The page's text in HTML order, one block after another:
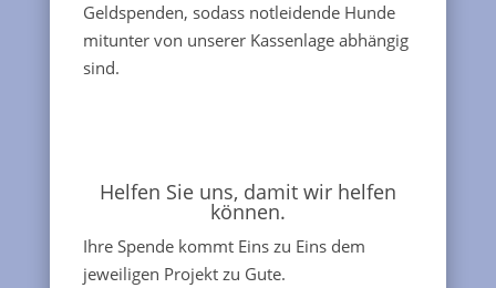
Geldspenden, sodass notleidende Hunde
mitunter von unserer Kassenlage abhängig
sind.
Helfen Sie uns, damit wir helfen
können.
Ihre Spende kommt Eins zu Eins dem
jeweiligen Projekt zu Gute.